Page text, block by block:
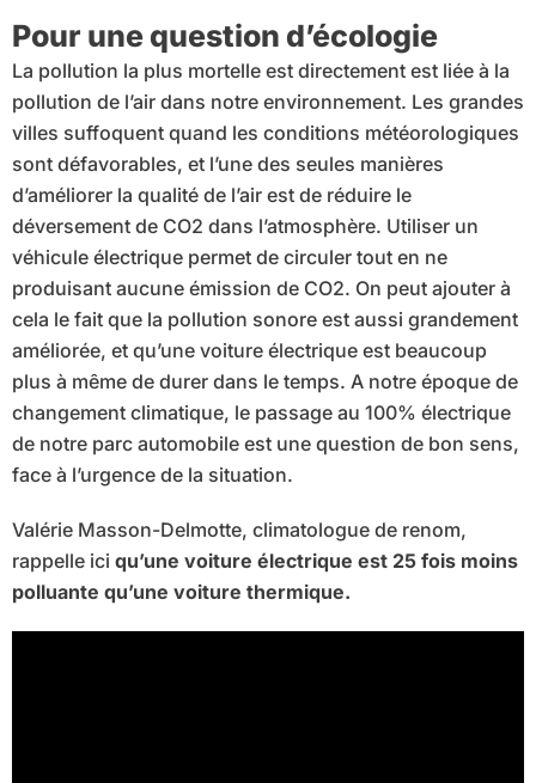
Pour une question d’écologie
La pollution la plus mortelle est directement est liée à la
pollution de l’air dans notre environnement. Les grandes
villes suffoquent quand les conditions météorologiques
sont défavorables, et l’une des seules manières
d’améliorer la qualité de l’air est de réduire le
déversement de CO2 dans l’atmosphère. Utiliser un
véhicule électrique permet de circuler tout en ne
produisant aucune émission de CO2. On peut ajouter à
cela le fait que la pollution sonore est aussi grandement
améliorée, et qu’une voiture électrique est beaucoup
plus à même de durer dans le temps. A notre époque de
changement climatique, le passage au 100% électrique
de notre parc automobile est une question de bon sens,
face à l’urgence de la situation.
Valérie Masson-Delmotte, climatologue de renom,
rappelle ici qu’une voiture électrique est 25 fois moins
polluante qu’une voiture thermique.